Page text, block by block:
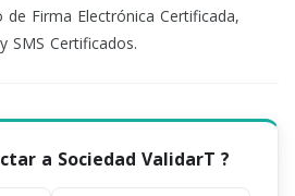
Firma Electrónica Certificada,
SMS Certificados.
a Sociedad ValidarT ?